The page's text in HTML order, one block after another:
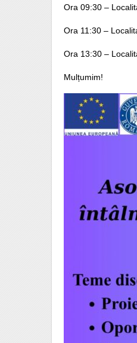
Ora 09:30 –
Ora 11:30 –
Ora 13:30 –
Mulțumim!